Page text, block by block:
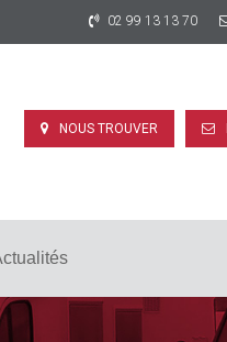
02 99 13 13 70
NOUS TROUVER